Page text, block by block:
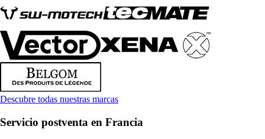
Descubre todas nuestras marcas
Servicio postventa en Francia